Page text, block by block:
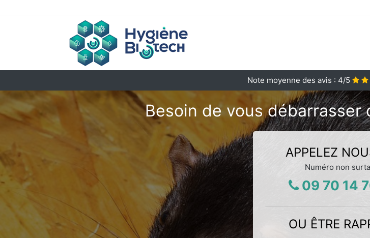
Note moyenne des avis : 4/5
Besoin de vous débarrasser
APPELEZ
Numéro non
09 70 14
OU ÊTRE